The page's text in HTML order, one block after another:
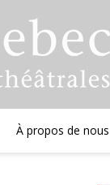
À propos de nous